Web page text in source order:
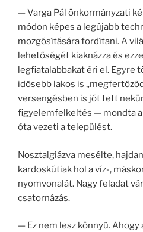
— Varga Pál önkormányzati
módon képes a legújabb
mozgósítására fordítani. A
lehetőségét kiaknázza és
legfiatalabbakat éri el. Egyre
idősebb lakos is
versengésben is jót tett
figyelemfelkeltés — mondta
óta vezeti a települést.
Nosztalgiázva mesélte,
kardoskútiak hol a víz-,
nyomvonalát. Nagy feladat
csatornázás.
— Ez nem lesz könnyű.